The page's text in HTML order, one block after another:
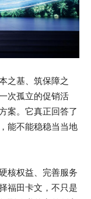
之基、筑保障之
次孤立的促销活
案。它真正回答了
能不能稳稳当当地
核权益、完善服务
福田卡文，不只是